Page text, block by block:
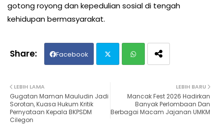
gotong royong dan kepedulian sosial di tengah
kehidupan bermasyarakat.
Facebook
ter ats
LEBIH BARU
Mancak Fest 2026 Hadirkan
Banyak Perlombaan Dan
Berbagai Macam Jajanan UMKM
LEBIH LAMA
Gugatan Maman Mauludin Jadi
Sorotan, Kuasa Hukum Kritik
Pernyataan Kepala BKPSDM
Cilegon